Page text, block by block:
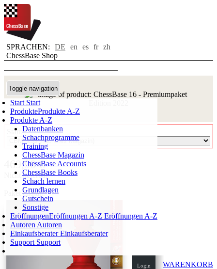
SPRACHEN: DE en es fr zh
ChessBase Shop
Toggle navigation
Start Start
ProdukteProdukte A-Z
Produkte A-Z
Datenbanken
Schachprogramme
Training
ChessBase Magazin
ChessBase Accounts
ChessBase Books
Schach lernen
Grundlagen
Gutschein
Sonstige
EröffnungenEröffnungen A-Z Eröffnungen A-Z
Autoren Autoren
EinkaufsberaterEinkaufsberater
Support Support
Login
WARENKORB
Start:
469,90 €
Nicht lieferbar
Paket enthält: